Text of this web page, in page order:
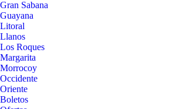
Gran Sabana
Guayana
Litoral
Llanos
Los Roques
Margarita
Morrocoy
Occidente
Oriente
Boletos